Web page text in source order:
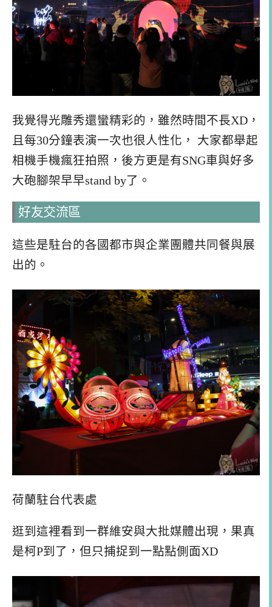
我覺得光雕秀還蠻精彩的，雖然時間不長XD，
且每30分鐘表演一次也很人性化， 大家都舉起
相機手機瘋狂拍照，後方更是有SNG車與好多
大砲腳架早早stand by了。
好友交流區
這些是駐台的各國都市與企業團體共同餐與展
出的。
荷蘭駐台代表處
逛到這裡看到一群維安與大批媒體出現，果真
是柯P到了，但只捕捉到一點點側面XD